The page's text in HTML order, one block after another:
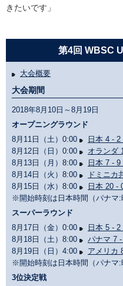
きたいです」
第4回 WBSC
大会概要
大会期間
2018年8月10日～8月19日
オープニングラウンド
8月11日（土）0:00
日本 4 -
8月12日（日）0:00
オランダ
8月13日（月）8:00
日本 7 -
8月14日（火）8:00
ドミニカ
8月15日（水）8:00
日本 20 -
※開始時刻は日本時間（パナマ:
スーパーラウンド
8月17日（金）0:00
日本 5 -
8月18日（土）8:00
パナマ 7
8月19日（日）4:00
アメリカ
※開始時刻は日本時間（パナマ:
3位決定戦